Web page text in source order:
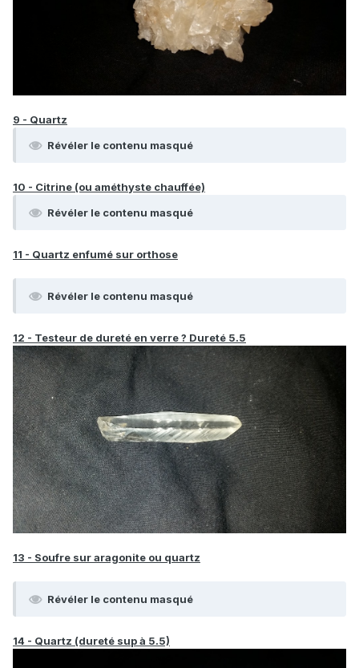
9 - Quartz
Révéler le contenu masqué
10 - Citrine (ou améthyste chauffée)
Révéler le contenu masqué
11 - Quartz enfumé sur orthose
Révéler le contenu masqué
12 - Testeur de dureté en verre ? Dureté 5.5
13 - Soufre sur aragonite ou quartz
Révéler le contenu masqué
14 - Quartz (dureté sup à 5.5)